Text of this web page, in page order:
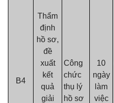
B4
Thẩm
định
hồ sơ,
đề
xuất
kết
quả
giải
Công
chức
thụ lý
hồ sơ
10
ngày
làm
việc